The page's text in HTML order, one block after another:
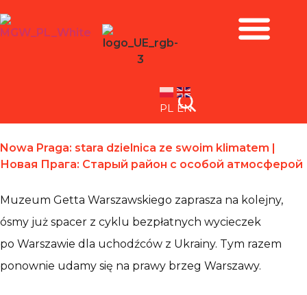
PL EN
Nowa Praga: stara dzielnica ze swoim klimatem |
Новая Прага: Старый район с особой атмосферой
Muzeum Getta Warszawskiego zaprasza na kolejny,
ósmy już spacer z cyklu bezpłatnych wycieczek
po Warszawie dla uchodźców z Ukrainy. Tym razem
ponownie udamy się na prawy brzeg Warszawy.